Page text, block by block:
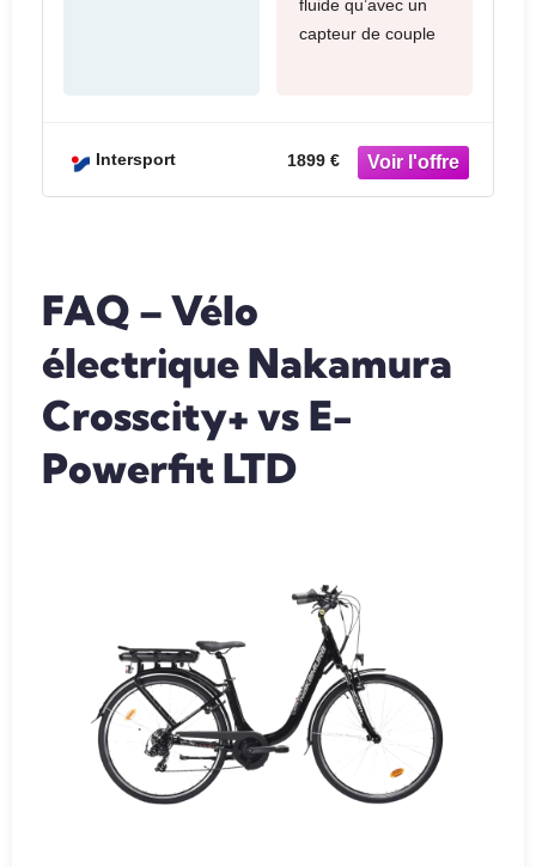
fluide qu’avec un
capteur de couple
Intersport 1899 €
FAQ – Vélo
électrique Nakamura
Crosscity+ vs E-
Powerfit LTD